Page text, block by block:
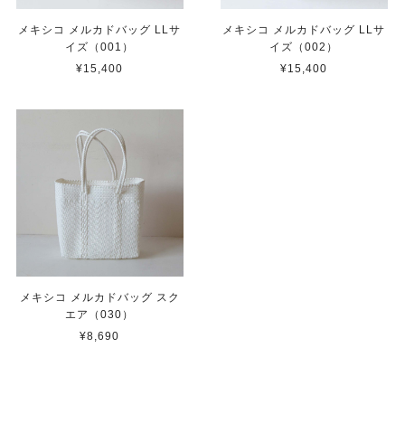
メキシコ メルカドバッグ LLサ
イズ（001）
¥15,400
メキシコ メルカドバッグ LLサ
イズ（002）
¥15,400
メキシコ メルカドバッグ スク
エア（030）
¥8,690